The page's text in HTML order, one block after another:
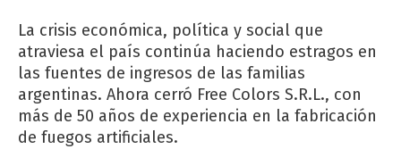
La crisis económica, política y social que
atraviesa el país continúa haciendo estragos en
las fuentes de ingresos de las familias
argentinas. Ahora cerró Free Colors S.R.L., con
más de 50 años de experiencia en la fabricación
de fuegos artificiales.